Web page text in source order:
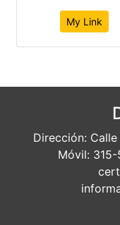
My Link
Dirección: Calle
Móvil: